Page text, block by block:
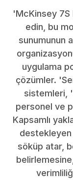
'McKinsey
edin, bu
sunumunun
uygulama
çözümler.
sistemleri,
personel ve
Kapsamlı
destekleyen
söküp atar,